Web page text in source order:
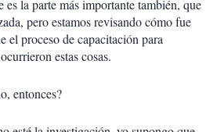
es la parte más importante también, que
pero estamos revisando cómo fue
el proceso de capacitación para
estas cosas.
entonces?